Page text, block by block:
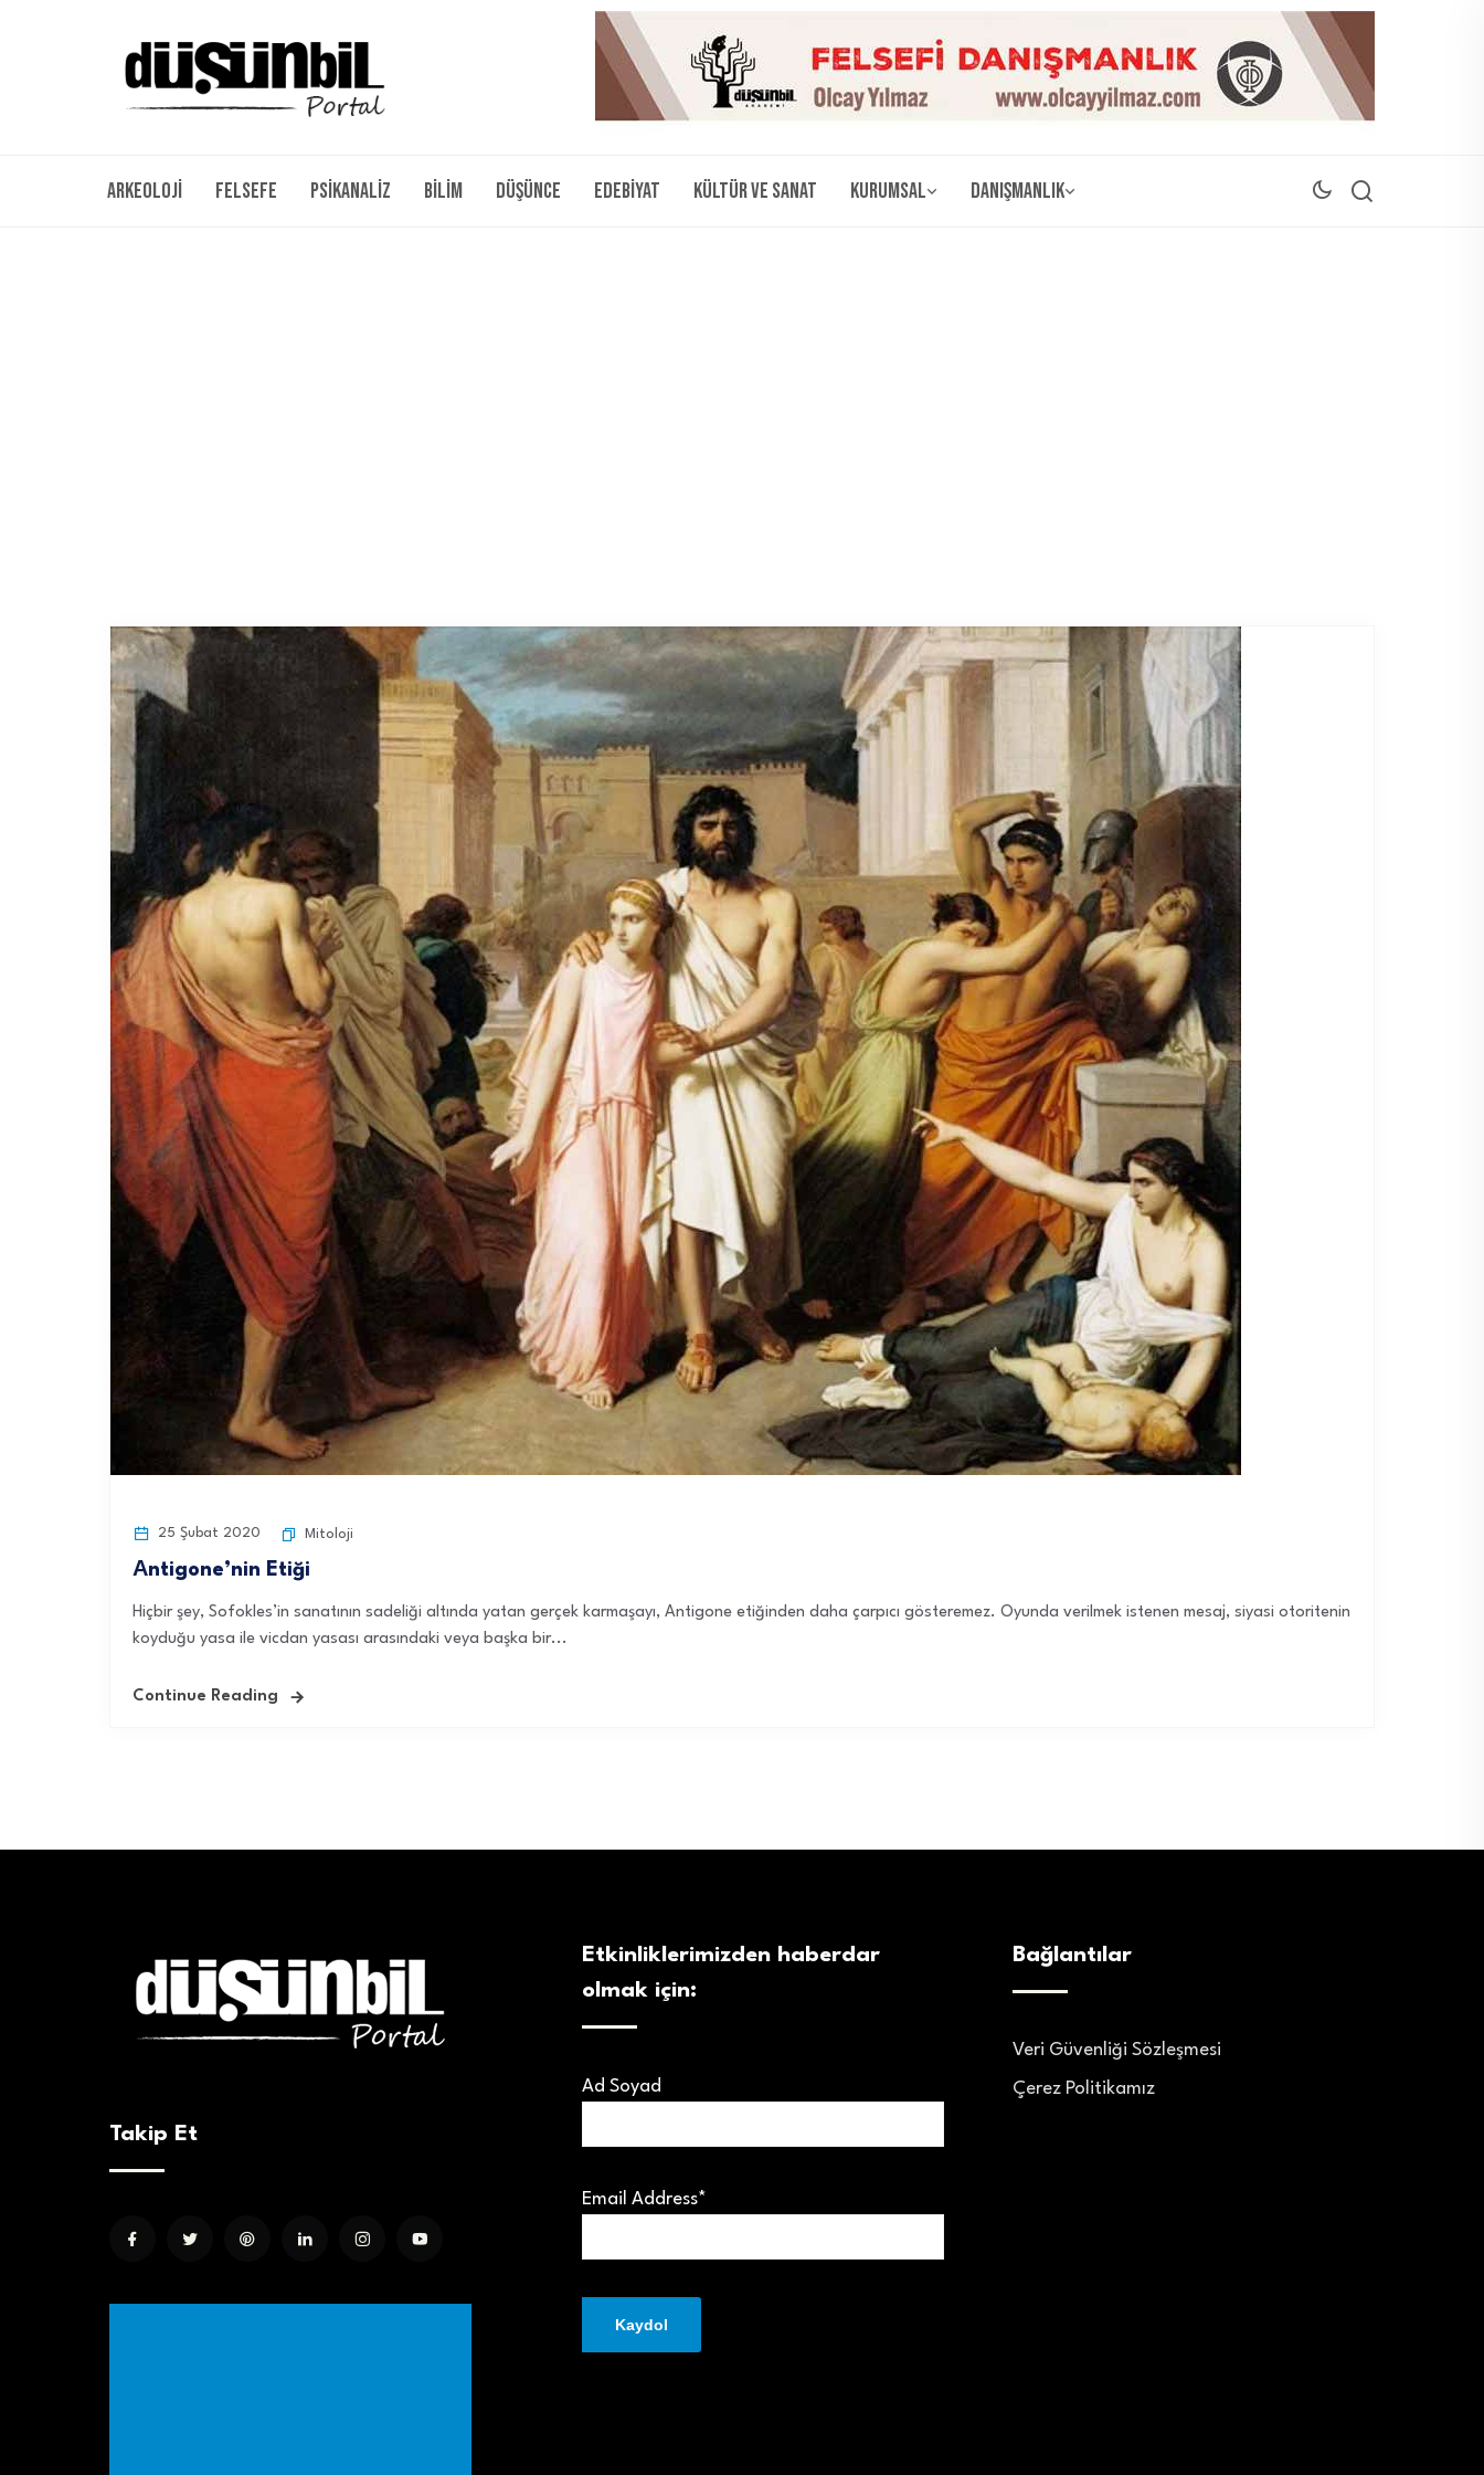
Arkeoloji Felsefe Psikanaliz Bilim Düşünce Edebiyat Kültür ve Sanat Kurumsal Danışmanlık
25 Şubat 2020 Mitoloji
Аntigone’nin Etiği
Hiçbir şey, Sofokles’in sanatının sadeliği altında yatan gerçek karmaşayı, Antigone etiğinden daha çarpıcı gösteremez. Oyunda verilmek istenen mesaj, siyasi otoritenin
koyduğu yasa ile vicdan yasası arasındaki veya başka bir...
Continue Reading
Takip Et
Etkinliklerimizden haberdar
olmak için:
Ad Soyad
Email Address*
Bağlantılar
Veri Güvenliği Sözleşmesi
Çerez Politikamız